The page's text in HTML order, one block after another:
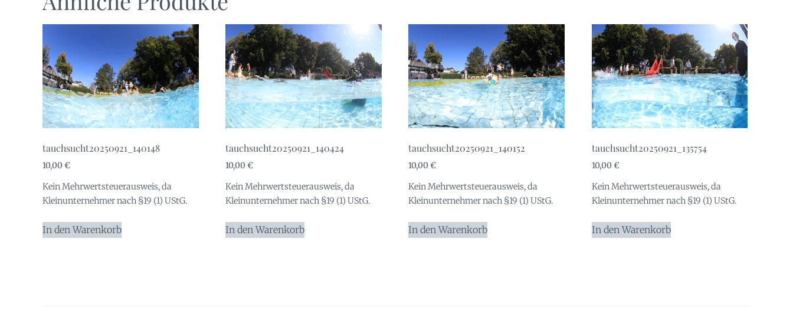
tauchsucht20250921_140148
10,00 €
Kein Mehrwertsteuerausweis, da
Kleinunternehmer nach §19 (1) UStG.
In den Warenkorb
tauchsucht20250921_140424
10,00€
Kein Mehrwertsteuerausweis, da
Kleinunternehmer nach §19 (1) UStG.
In den Warenkorb
tauchsucht20250921_140152
10,00€
Kein Mehrwertsteuerausweis, da
Kleinunternehmer nach §19 (1) UStG.
In den Warenkorb
tauchsucht20250921_135754
10,00 €
Kein Mehrwertsteuerausweis, da
Kleinunternehmer nach §19 (1) UStG.
In den Warenkorb